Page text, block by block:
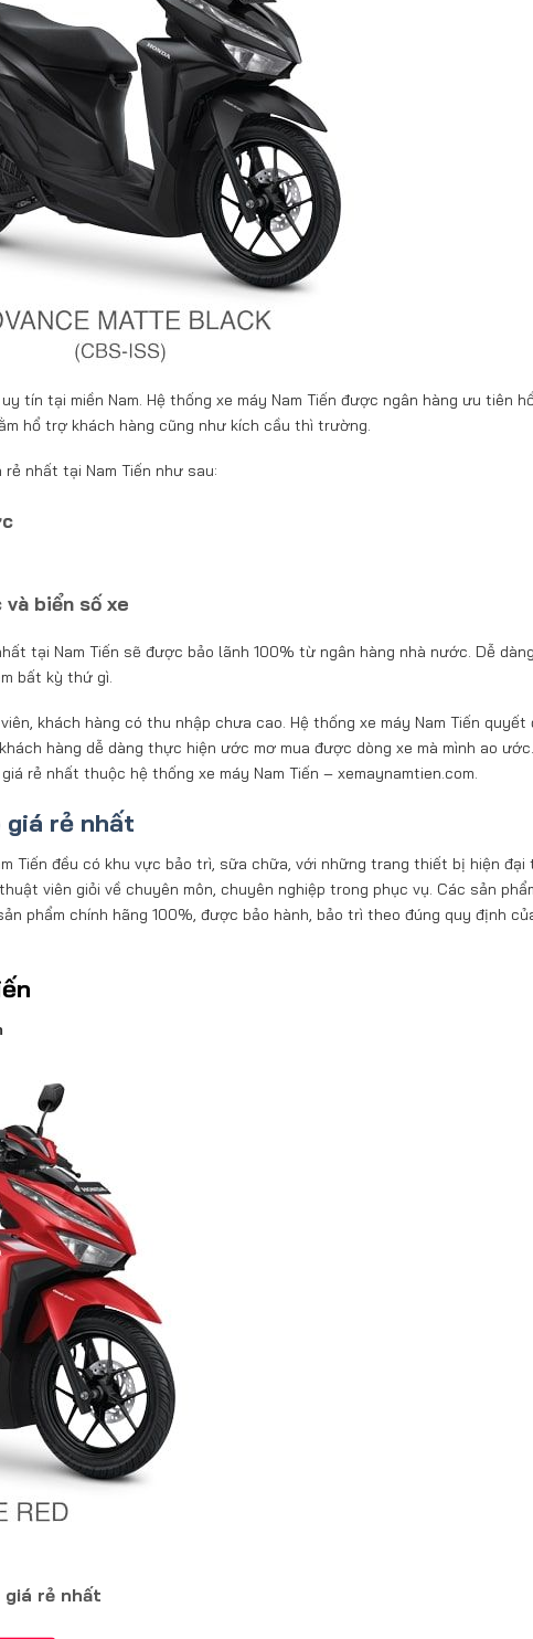
tín tại miền Nam. Hệ thống xe máy Nam Tiến được ngân hàng ưu tiên
hổ trợ khách hàng cũng như kích cầu thì trường.
nhất tại Nam Tiến như sau:
biển số xe
tại Nam Tiến sẽ được bảo lãnh 100% từ ngân hàng nhà nước. Dễ
bất kỳ thứ gì.
khách hàng có thu nhập chưa cao. Hệ thống xe máy Nam Tiến quyết
hàng dễ dàng thực hiện ước mơ mua được dòng xe mà mình ao
rẻ nhất thuộc hệ thống xe máy Nam Tiến – xemaynamtien.com.
giá rẻ nhất
Tiến đều có khu vực bảo trì, sữa chữa, với những trang thiết bị hiện đại
viên giỏi về chuyên môn, chuyên nghiệp trong phục vụ. Các sản
phẩm chính hãng 100%, được bảo hành, bảo trì theo đúng quy định
giá rẻ nhất